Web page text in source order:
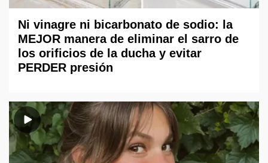
Ni vinagre ni bicarbonato de sodio: la
MEJOR manera de eliminar el sarro de
los orificios de la ducha y evitar
PERDER presión